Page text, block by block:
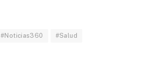
#Noticias360 #Salud